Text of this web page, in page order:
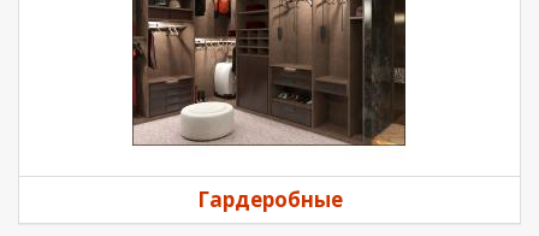
Гардеробные